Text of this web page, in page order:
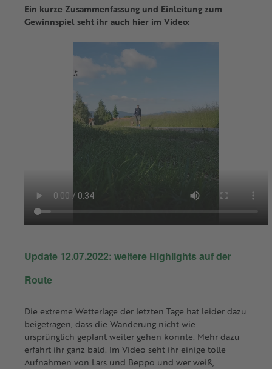
Ein kurze Zusammenfassung und Einleitung zum
Gewinnspiel seht ihr auch hier im Video:
Update 12.07.2022: weitere Highlights auf der
Route
Die extreme Wetterlage der letzten Tage hat leider dazu
beigetragen, dass die Wanderung nicht wie
ursprünglich geplant weiter gehen konnte. Mehr dazu
erfahrt ihr ganz bald. Im Video seht ihr einige tolle
Aufnahmen von Lars und Beppo und wer weiß,